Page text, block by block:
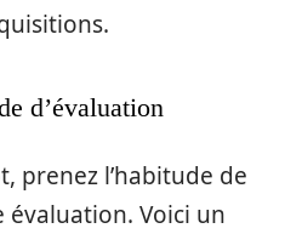
d’évaluation
prenez l’habitude de
Voici un